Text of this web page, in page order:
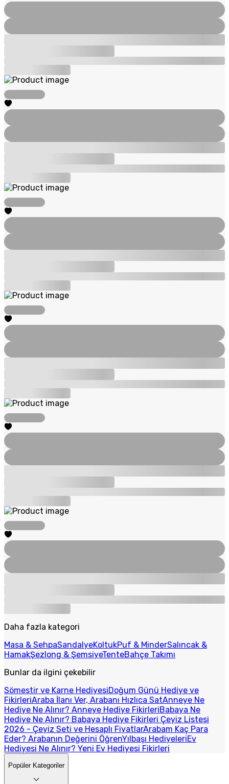
Daha fazla kategori
Masa & SehpaSandalyeKoltukPuf & MinderSalıncak &
HamakŞezlong & ŞemsiyeTenteBahçe Takımı
Bunlar da ilgini çekebilir
Sömestir ve Karne HediyesiDoğum Günü Hediye ve
FikirleriAraba İlanı Ver, Arabanı Hızlıca SatAnneye Ne
Hediye Ne Alınır? Anneye Hediye FikirleriBabaya Ne
Hediye Ne Alınır? Babaya Hediye Fikirleri Çeyiz Listesi
2026 - Çeyiz Seti ve Hesaplı FiyatlarArabam Kaç Para
Eder? Arabanın Değerini ÖğrenYılbaşı HediyeleriEv
Hediyesi Ne Alınır? Yeni Ev Hediyesi Fikirleri
Popüler Kategoriler